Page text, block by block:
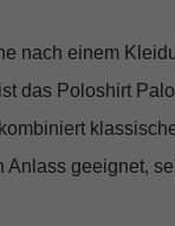
nach einem
das Poloshirt
Anlass geeignet,